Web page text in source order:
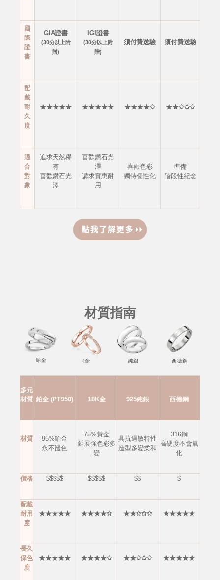
國
際
證
書
GIA證書
(30分以上附
贈)
IGI證書
(30分以上附
贈)
須付費送驗 須付費送驗
配
戴
耐
久
度
★★★★★ ★★★★★ ★★★★✩ ★★✩✩✩
適
合
對
象
追求天然稀
有
喜歡鑽石光
澤
喜歡鑽石光
澤
講求實惠耐
用
喜歡色彩
獨特個性化
準備
階段性紀念
材質指南
多元
材質 鉑金 (PT950) 18K金 925純銀 西德鋼
材質
95%鉑金
永不褪色
75%黃金
延展強色彩多
變
具抗過敏特性
造型多變柔和
316鋼
高硬度不會氧
化
價格 $$$$$ $$$$$ $$ $
配戴
耐用
度
★★★★★ ★★★★✩ ★★✩✩✩ ★★★★★
長久
保色
度
★★★★★ ★★★★✩ ★★✩✩✩ ★★★★★